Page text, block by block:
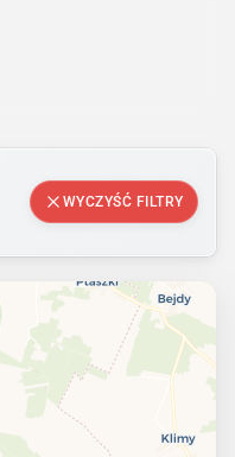
WYCZYŚĆ FILTRY